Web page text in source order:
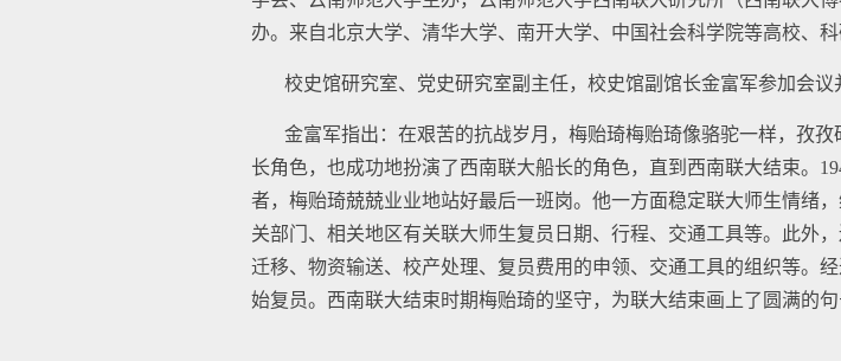
办。来自北京大学、清华大学、南开大学、中国社会科学院等高校、
校史馆研究室、党史研究室副主任，校史馆副馆长金富军参加会议
金富军指出：在艰苦的抗战岁月，梅贻琦梅贻琦像骆驼一样，孜
长角色，也成功地扮演了西南联大船长的角色，直到西南联大结束。
者，梅贻琦兢兢业业地站好最后一班岗。他一方面稳定联大师生情绪
关部门、相关地区有关联大师生复员日期、行程、交通工具等。此外
迁移、物资输送、校产处理、复员费用的申领、交通工具的组织等。
始复员。西南联大结束时期梅贻琦的坚守，为联大结束画上了圆满的句